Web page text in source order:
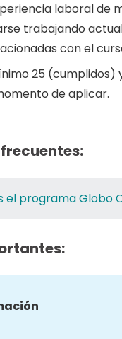
laboral de
trabajando
con el
25 (cumplidos)
de aplicar.
el programa Globo